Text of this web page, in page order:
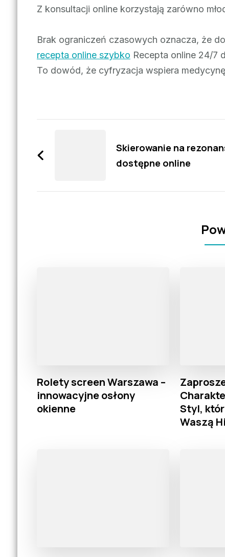
Z konsultacji online korzystają zarówno
Brak ograniczeń czasowych oznacza, że
recepta online szybko Recepta online 24/7
To dowód, że cyfryzacja wspiera
wpisy
Skierowanie na
dostępne online
Rolety screen Warszawa –
innowacyjne osłony
okienne
Styl,
Waszą